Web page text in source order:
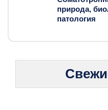
природа,
патология